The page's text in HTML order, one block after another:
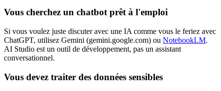
Vous cherchez un chatbot prêt à l'emploi
Si vous voulez juste discuter avec une IA comme vous le feriez avec
ChatGPT, utilisez Gemini (gemini.google.com) ou NotebookLM.
AI Studio est un outil de développement, pas un assistant
conversationnel.
Vous devez traiter des données sensibles